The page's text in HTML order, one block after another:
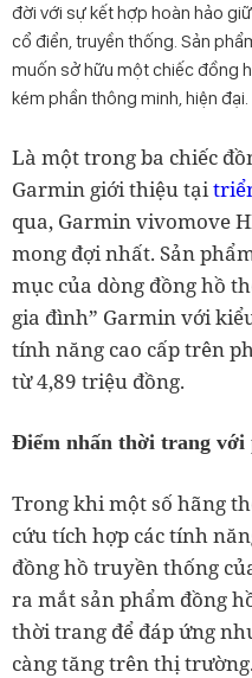
đời với sự kết hợp hoàn hảo
cổ điển, truyền thống. Sản
muốn sở hữu một chiếc đồng
kém phần thông minh, hiện đại.
Là một trong ba chiếc
Garmin giới thiệu tại
qua, Garmin vivomove
mong đợi nhất. Sản
mục của dòng đồng hồ
gia đình” Garmin với
tính năng cao cấp trên
từ 4,89 triệu đồng.
Điểm nhấn thời trang với
Trong khi một số hãng
cứu tích hợp các tính
đồng hồ truyền thống
ra mắt sản phẩm đồng
thời trang để đáp ứng
càng tăng trên thị